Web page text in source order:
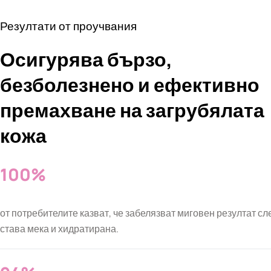
Резултати от проучвания
Осигурява бързо,
безболезнено и ефективно
премахване на загрубялата
кожа
100%
от потребителите казват, че забелязват миговен резултат
става мека и хидратирана.